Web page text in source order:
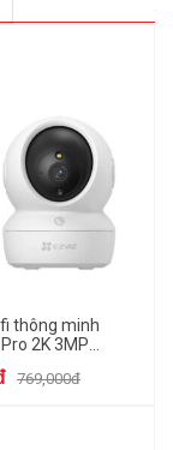
thông minh
2K 3MP
769,000đ